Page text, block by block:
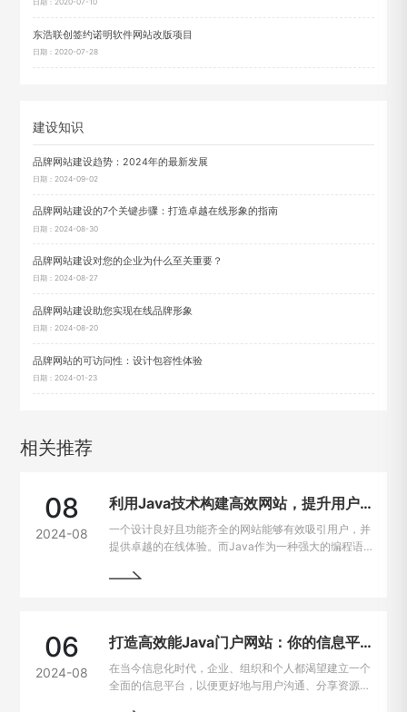
日期：2020-07-10
东浩联创签约诺明软件网站改版项目
日期：2020-07-28
建设知识
品牌网站建设趋势：2024年的最新发展
日期：2024-09-02
品牌网站建设的7个关键步骤：打造卓越在线形象的指南
日期：2024-08-30
品牌网站建设对您的企业为什么至关重要？
日期：2024-08-27
品牌网站建设助您实现在线品牌形象
日期：2024-08-20
品牌网站的可访问性：设计包容性体验
日期：2024-01-23
相关推荐
08
2024-08
利用Java技术构建高效网站，提升用户在线体验
一个设计良好且功能齐全的网站能够有效吸引用户，并
提供卓越的在线体验。而Java作为一种强大的编程语
的热门选择。
06
2024-08
打造高效能Java门户网站：你的信息平台解决方案
在当今信息化时代，企业、组织和个人都渴望建立一个
全面的信息平台，以便更好地与用户沟通、分享资源和